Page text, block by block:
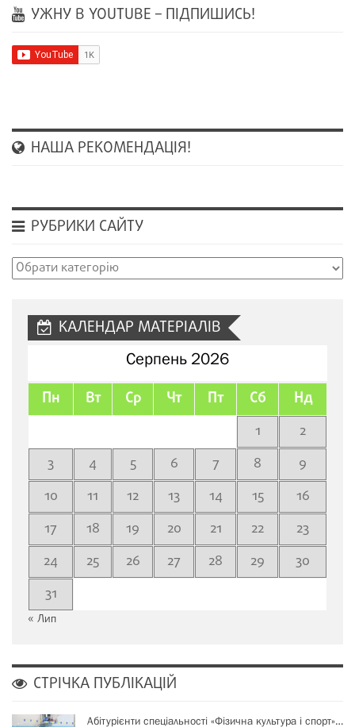
УЖНУ В YOUTUBE – ПІДПИШИСЬ!
НАША РЕКОМЕНДАЦІЯ!
РУБРИКИ САЙТУ
Рубрики
КАЛЕНДАР МАТЕРІАЛІВ
Серпень 2026
Пн Вт Ср Чт Пт Сб Нд
1
2
3
4 5 6 7 8
9
10
11 12 13 14 15
16
17
18 19 20 21 22
23
24
25 26 27 28 29
30
31
« Лип
СТРІЧКА ПУБЛІКАЦІЙ
Абітурієнти спеціальності «Фізична культура і спорт»…